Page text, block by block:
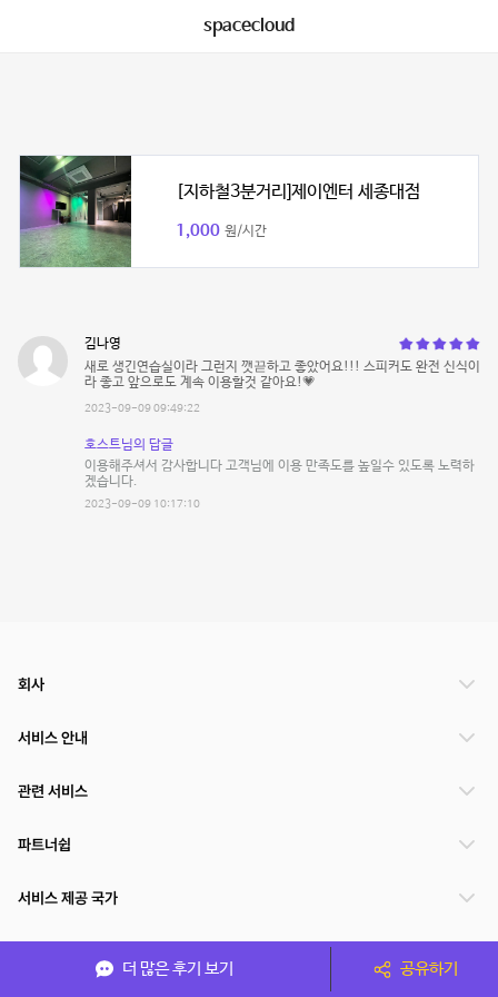
spacecloud
[지하철3분거리]제이엔터 세종대점
1,000 원/시간
김나영
새로 생긴연습실이라 그런지 깻끋하고 좋았어요!!! 스피커도 완전 신식이
라 좋고 앞으로도 계속 이용할것 같아요!💗
2023-09-09 09:49:22
호스트님의 답글
이용해주셔서 감사합니다 고객님에 이용 만족도를 높일수 있도록 노력하
겠습니다.
2023-09-09 10:17:10
더 많은 후기 보기 공유하기
회사
서비스 안내
관련 서비스
파트너쉽
서비스 제공 국가
(주)NSPACE 사업자정보